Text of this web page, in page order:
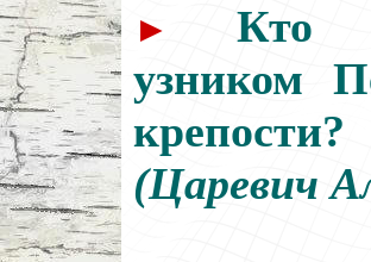
►
Кто
узником
крепости?
(Царевич